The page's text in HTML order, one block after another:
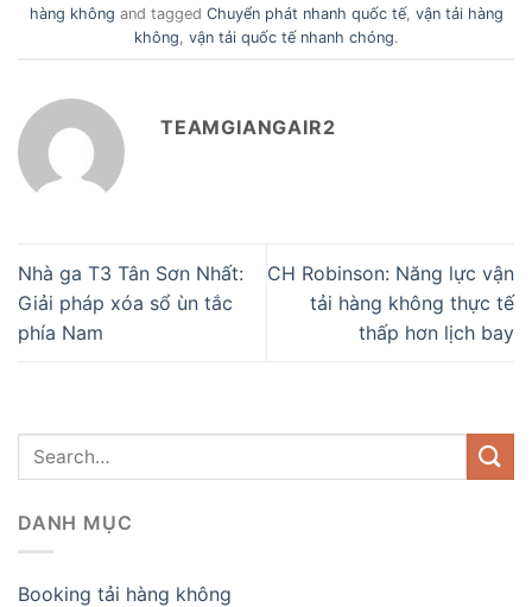
hàng không and tagged Chuyển phát nhanh quốc tế, vận tải hàng
không vận tải quốc tế nhanh chóng.
TEAMGIANGAIR2
Nhà ga T3 Tân Sơn Nhất:
Giải pháp xóa sổ ùn tắc
phía Nam
CH Robinson: Năng lực vận
tải hàng không thực tế
thấp hơn lịch bay
DANH MỤC
Booking tải hàng không